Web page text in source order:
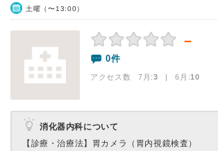
土曜（〜13:00）
－
0件
アクセス数 7月:3 | 6月:10
消化器内科について
【診療・治療法】 胃カメラ（胃内視鏡検査）